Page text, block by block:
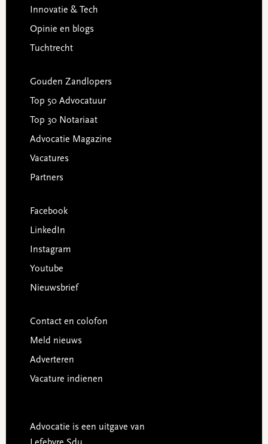
Innovatie & Tech
Opinie en blogs
Tuchtrecht
Gouden Zandlopers
Top 50 Advocatuur
Top 30 Notariaat
Advocatie Magazine
Vacatures
Partners
Facebook
LinkedIn
Instagram
Youtube
Nieuwsbrief
Contact en colofon
Meld nieuws
Adverteren
Vacature indienen
Advocatie is een uitgave van